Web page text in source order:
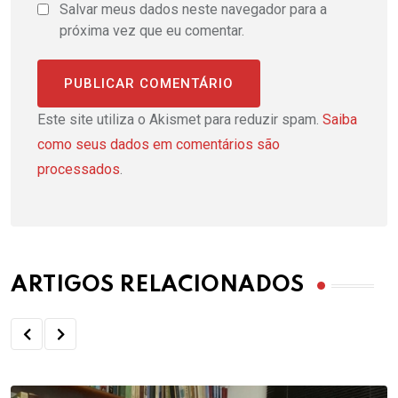
Salvar meus dados neste navegador para a
próxima vez que eu comentar.
Este site utiliza o Akismet para reduzir spam. Saiba
como seus dados em comentários são
processados.
ARTIGOS RELACIONADOS